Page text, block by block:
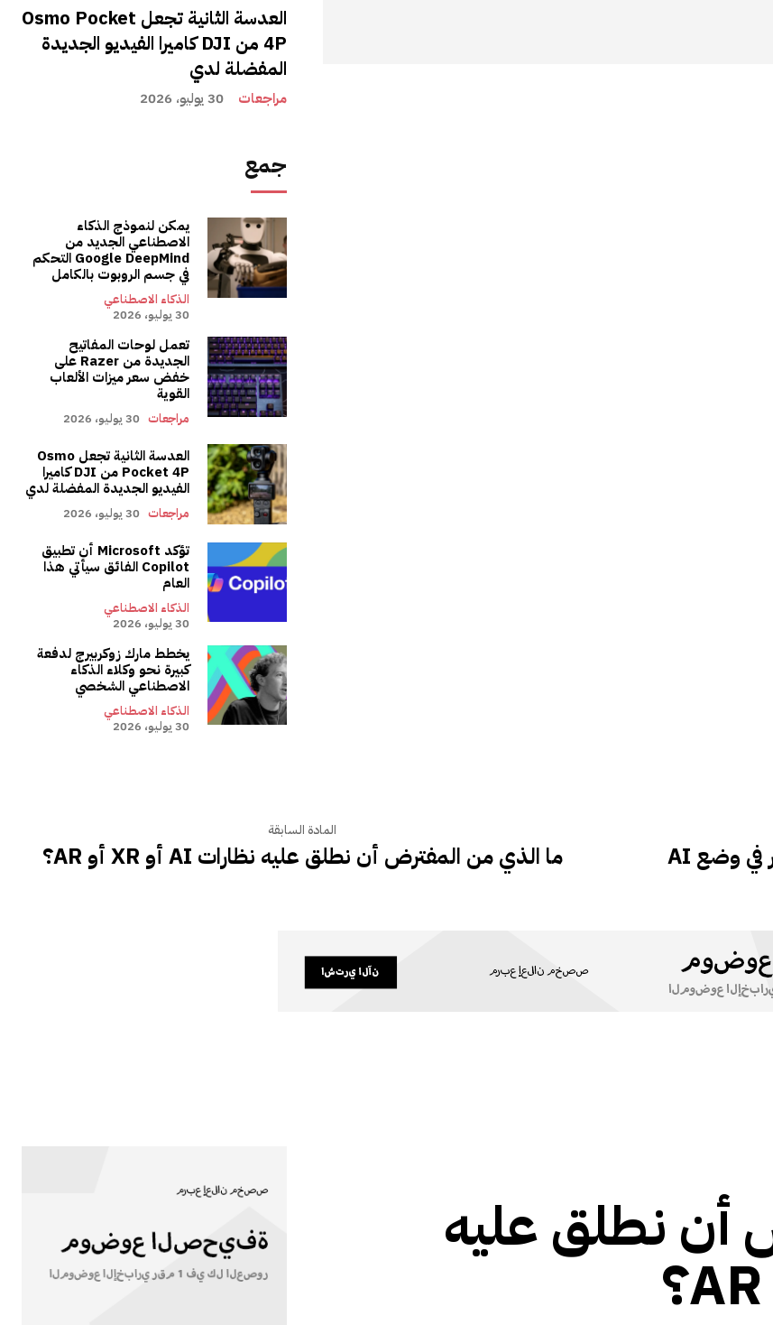
العدسة الثانية تجعل Osmo Pocket
4P من DJI كاميرا الفيديو الجديدة
المفضلة لدي
مراجعات 30 يوليو، 2026
جمع
يمكن لنموذج الذكاء
الاصطناعي الجديد من
Google DeepMind التحكم
في جسم الروبوت بالكامل
الذكاء الاصطناعي
30 يوليو، 2026
تعمل لوحات المفاتيح
الجديدة من Razer على
خفض سعر ميزات الألعاب
القوية
مراجعات 30 يوليو، 2026
العدسة الثانية تجعل Osmo
Pocket 4P من DJI كاميرا
الفيديو الجديدة المفضلة لدي
مراجعات 30 يوليو، 2026
تؤكد Microsoft أن تطبيق
Copilot الفائق سيأتي هذا
العام
الذكاء الاصطناعي
30 يوليو، 2026
يخطط مارك زوكربيرج لدفعة
كبيرة نحو وكلاء الذكاء
الاصطناعي الشخصي
الذكاء الاصطناعي
30 يوليو، 2026
المادة السابقة
ما الذي من المفترض أن نطلق عليه نظارات AI أو XR أو AR؟